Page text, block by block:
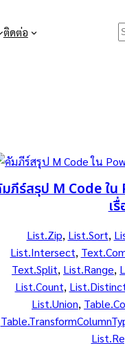
ติดต่อ
ภีร์สรุป M Code ใน
เ
List.Zip, List.Sort,
List.Intersect,
Text.Split, List.Range,
List.Count,
List.Union,